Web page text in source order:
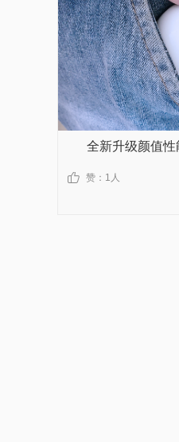
全新升级颜值
赞： 1人